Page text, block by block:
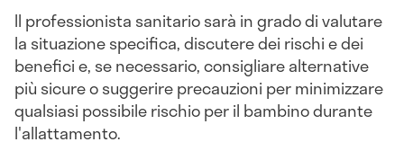
Il professionista sanitario sarà in grado di valutare
la situazione specifica, discutere dei rischi e dei
benefici e, se necessario, consigliare alternative
più sicure o suggerire precauzioni per minimizzare
qualsiasi possibile rischio per il bambino durante
l'allattamento.